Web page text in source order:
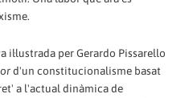
il·lustrada per Gerardo Pissarello
d'un constitucionalisme basat
a l'actual dinàmica de